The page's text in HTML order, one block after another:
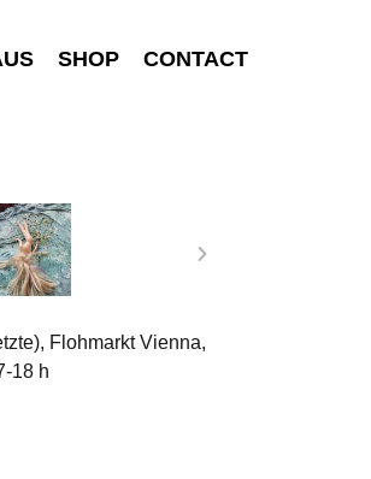
SHOP CONTACT
Flohmarkt Vienna,
18 h